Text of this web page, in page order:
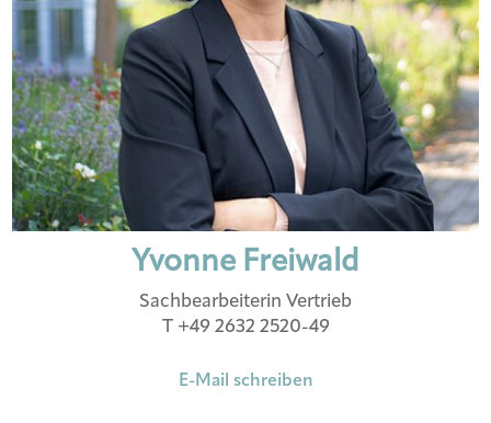
Yvonne Freiwald
Sachbearbeiterin Vertrieb
T +49 2632 2520-49
E-Mail schreiben